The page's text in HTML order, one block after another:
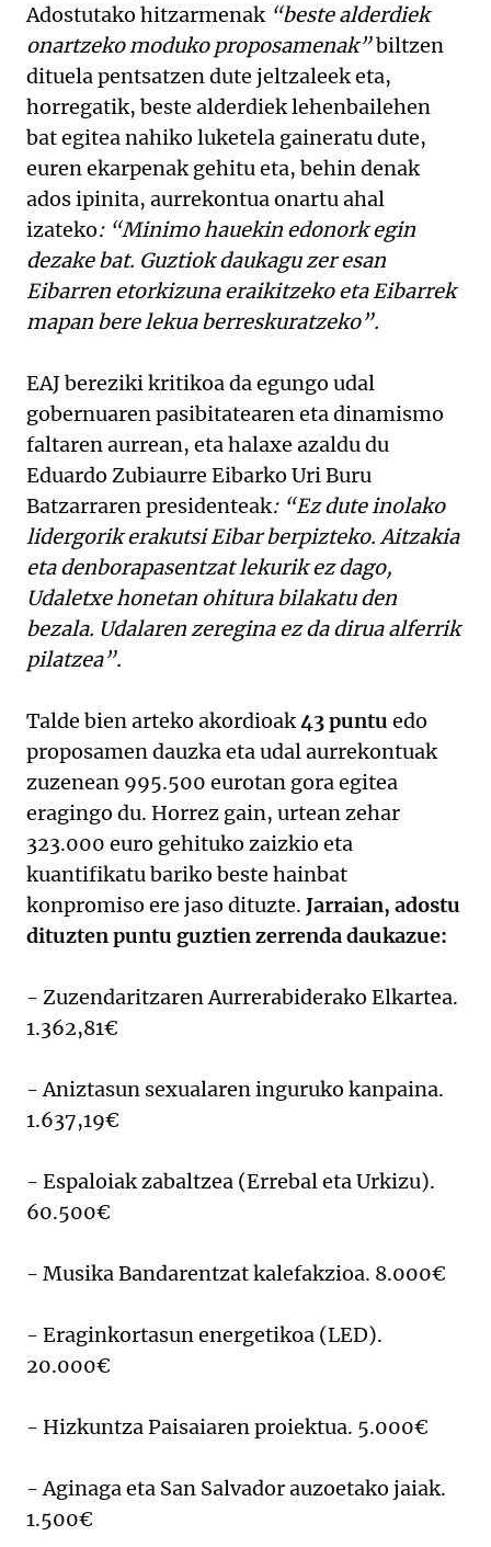
Adostutako hitzarmenak“beste alderdiek
onartzeko moduko proposamenak”biltzen
dituela pentsatzen dute jeltzaleek eta,
horregatik, beste alderdiek lehenbailehen
bat egitea nahiko luketela gaineratu dute,
euren ekarpenak gehitu eta, behin denak
ados ipinita, aurrekontua onartu ahal
izateko: “Minimo hauekin edonork egin
dezake bat. Guztiok daukagu zer esan
Eibarren etorkizuna eraikitzeko eta Eibarrek
mapan bere lekua berreskuratzeko”.
EAJ bereziki kritikoa da egungo udal
gobernuaren pasibitatearen eta dinamismo
faltaren aurrean, eta halaxe azaldu du
Eduardo Zubiaurre Eibarko Uri Buru
Batzarraren presidenteak: “Ez dute inolako
lidergorik erakutsi Eibar berpizteko. Aitzakia
eta denborapasentzat lekurik ez dago,
Udaletxe honetan ohitura bilakatu den
bezala. Udalaren zeregina ez da dirua alferrik
pilatzea”.
Talde bien arteko akordioak43 puntu edo
proposamen dauzka eta udal aurrekontuak
zuzenean 995.500 eurotan gora egitea
eragingo du. Horrez gain, urtean zehar
323.000 euro gehituko zaizkio eta
kuantifikatu bariko beste hainbat
konpromiso ere jaso dituzte. Jarraian, adostu
dituzten puntu guztien zerrenda daukazue:
- Zuzendaritzaren Aurrerabiderako Elkartea.
1.362,81€
- Aniztasun sexualaren inguruko kanpaina.
1.637,19€
- Espaloiak zabaltzea (Errebal eta Urkizu).
60.500€
- Musika Bandarentzat kalefakzioa. 8.000€
- Eraginkortasun energetikoa (LED).
20.000€
- Hizkuntza Paisaiaren proiektua. 5.000€
- Aginaga eta San Salvador auzoetako jaiak.
1.500€